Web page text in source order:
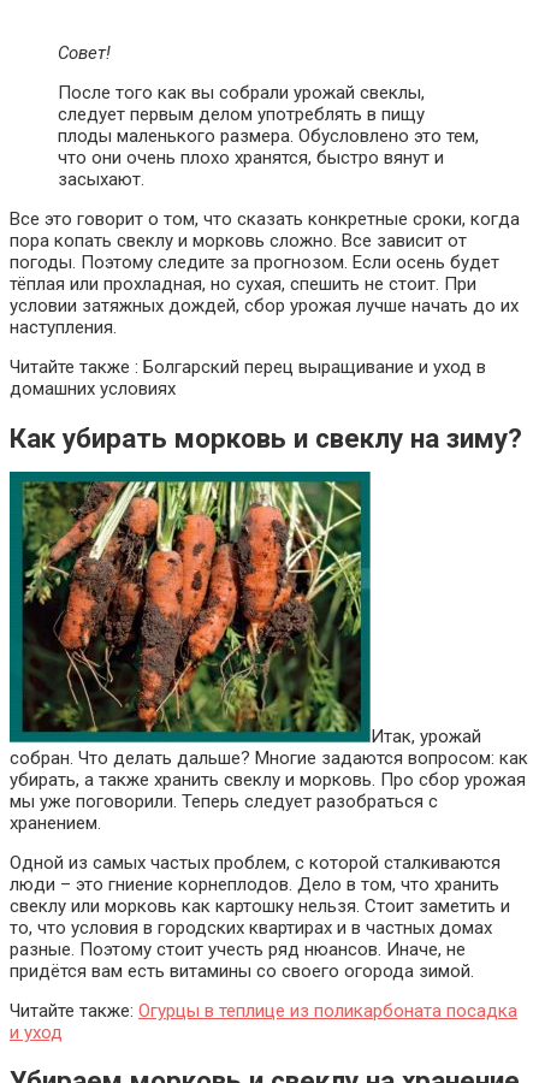
Совет!
После того как вы собрали урожай свеклы,
следует первым делом употреблять в пищу
плоды маленького размера. Обусловлено это тем,
что они очень плохо хранятся, быстро вянут и
засыхают.
Все это говорит о том, что сказать конкретные сроки, когда
пора копать свеклу и морковь сложно. Все зависит от
погоды. Поэтому следите за прогнозом. Если осень будет
тёплая или прохладная, но сухая, спешить не стоит. При
условии затяжных дождей, сбор урожая лучше начать до их
наступления.
Читайте также : Болгарский перец выращивание и уход в
домашних условиях
Как убирать морковь и свеклу на зиму?
Итак, урожай
собран. Что делать дальше? Многие задаются вопросом: как
убирать, а также хранить свеклу и морковь. Про сбор урожая
мы уже поговорили. Теперь следует разобраться с
хранением.
Одной из самых частых проблем, с которой сталкиваются
люди – это гниение корнеплодов. Дело в том, что хранить
свеклу или морковь как картошку нельзя. Стоит заметить и
то, что условия в городских квартирах и в частных домах
разные. Поэтому стоит учесть ряд нюансов. Иначе, не
придётся вам есть витамины со своего огорода зимой.
Читайте также: Огурцы в теплице из поликарбоната посадка
и уход